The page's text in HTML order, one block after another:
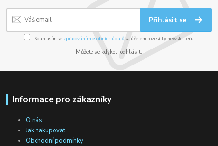
Přihlásit se
Souhlasím se zpracováním osobních údajůza účelem rozesílky newsletteru.
Můžete se kdykoli odhlásit.
Informace pro zákazníky
O nás
Jak nakupovat
Obchodní podmínky